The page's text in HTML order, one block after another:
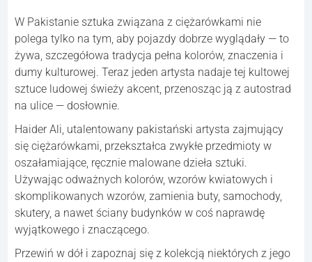
W Pakistanie sztuka związana z ciężarówkami nie
polega tylko na tym, aby pojazdy dobrze wyglądały — to
żywa, szczegółowa tradycja pełna kolorów, znaczenia i
dumy kulturowej. Teraz jeden artysta nadaje tej kultowej
sztuce ludowej świeży akcent, przenosząc ją z autostrad
na ulice — dosłownie.
Haider Ali, utalentowany pakistański artysta zajmujący
się ciężarówkami, przekształca zwykłe przedmioty w
oszałamiające, ręcznie malowane dzieła sztuki.
Używając odważnych kolorów, wzorów kwiatowych i
skomplikowanych wzorów, zamienia buty, samochody,
skutery, a nawet ściany budynków w coś naprawdę
wyjątkowego i znaczącego.
Przewiń w dół i zapoznaj się z kolekcją niektórych z jego